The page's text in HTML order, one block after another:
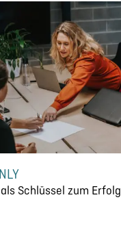
Schlüssel zum Erfolg